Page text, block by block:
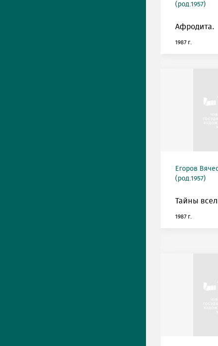
(род.1957)
Афродита.
1987 г.
Егоров
(род.1957)
Тайны
1987 г.